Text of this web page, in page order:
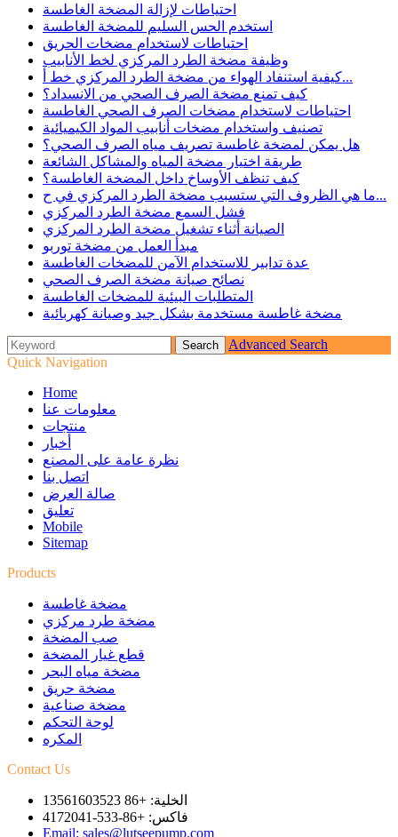
احتياطات لإزالة المضخة الغاطسة
استخدم الحس السليم للمضخة الغاطسة
احتياطات لاستخدام مضخات الحريق
وظيفة مضخة الطرد المركزي لخط الأنابيب
كيفية استنفاد الهواء من مضخة الطرد المركزي خط أ...
كيف تمنع مضخة الصرف الصحي من الانسداد؟
احتياطات لاستخدام مضخات الصرف الصحي الغاطسة
تصنيف واستخدام مضخات أنابيب المواد الكيميائية
هل يمكن لمضخة غاطسة تصريف مياه الصرف الصحي؟
طريقة اختيار مضخة المياه والمشاكل الشائعة
كيف تنظف الأوساخ داخل المضخة الغاطسة؟
ما هي الظروف التي ستسبب مضخة الطرد المركزي في ح...
فشل السمع مضخة الطرد المركزي
الصيانة أثناء تشغيل مضخة الطرد المركزي
مبدأ العمل من مضخة توربو
عدة تدابير للاستخدام الآمن للمضخات الغاطسة
نصائح صيانة مضخة الصرف الصحي
المتطلبات البيئية للمضخات الغاطسة
مضخة غاطسة مستخدمة بشكل جيد وصيانة كهربائية
Advanced Search
Quick Navigation
Home
معلومات عنا
منتجات
أخبار
نظرة عامة على المصنع
اتصل بنا
صالة العرض
تعليق
Mobile
Sitemap
Products
مضخة غاطسة
مضخة طرد مركزي
صب المضخة
قطع غيار المضخة
مضخة مياه البحر
مضخة حريق
مضخة صناعية
لوحة التحكم
المكره
Contact Us
الخلية: +86 13561603523
فاكس: +86-533-4172041
Email: sales@lutseepump.com